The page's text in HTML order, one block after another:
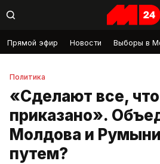
Прямой эфир Новости Выборы в
Политика
«Сделают все, что
приказано».
Молдова и
путем?